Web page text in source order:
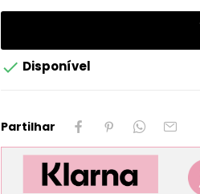
 Disponível
Partilhar